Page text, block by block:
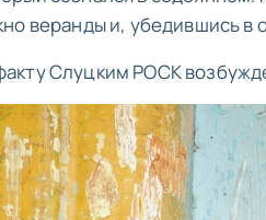
веранды и, убедившись в
Слуцким РОСК